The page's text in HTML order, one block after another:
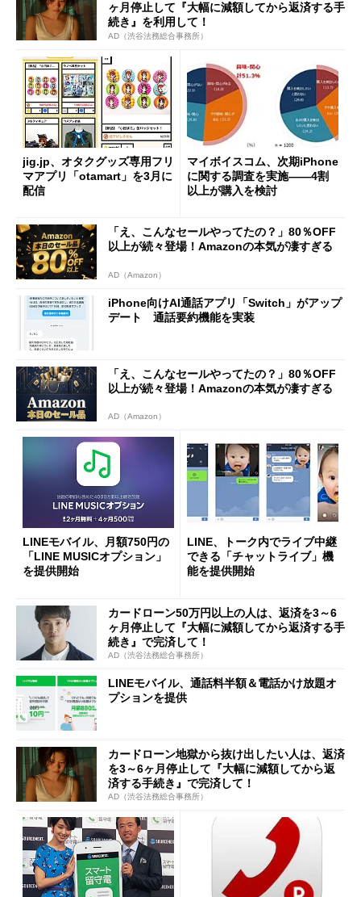
ヶ月停止して『大幅に減額してから返済する手
続き』を利用して！
AD（渋谷法務総合事務所）
jig.jp、オタクグッズ専用フリ
マアプリ「otamart」を3月に
配信
マイボイスコム、次期iPhone
に関する調査を実施――4割
以上が購入を検討
「え、こんなセールやってたの？」80％OFF
以上が続々登場！Amazonの本気が凄すぎる
AD（Amazon）
iPhone向けAI通話アプリ「Switch」がアップ
デート 通話要約機能を実装
「え、こんなセールやってたの？」80％OFF
以上が続々登場！Amazonの本気が凄すぎる
AD（Amazon）
LINEモバイル、月額750円の
「LINE MUSICオプション」
を提供開始
LINE、トーク内でライブ中継
できる「チャットライブ」機
能を提供開始
カードローン50万円以上の人は、返済を3～6
ヶ月停止して『大幅に減額してから返済する手
続き』で完済して！
AD（渋谷法務総合事務所）
LINEモバイル、通話料半額＆電話かけ放題オ
プションを提供
カードローン地獄から抜け出したい人は、返済
を3～6ヶ月停止して『大幅に減額してから返
済する手続き』で完済して！
AD（渋谷法務総合事務所）